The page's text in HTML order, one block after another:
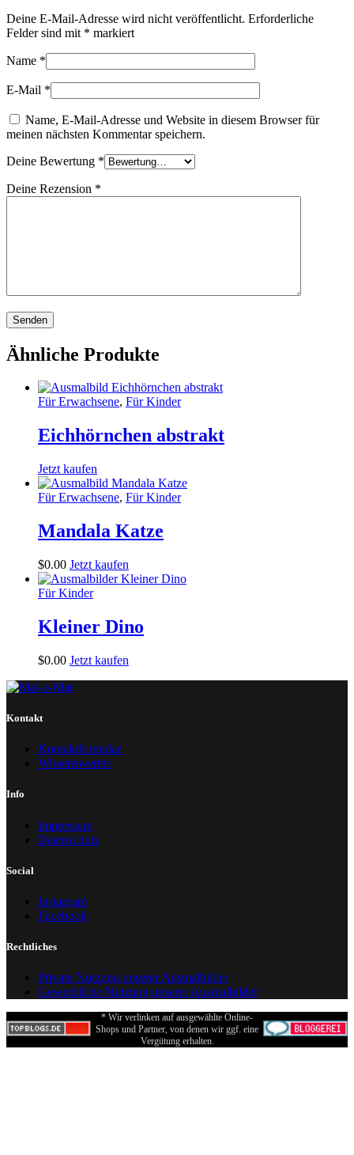
Deine E-Mail-Adresse wird nicht veröffentlicht. Erforderliche
Felder sind mit * markiert
Name *
E-Mail *
Name, E-Mail-Adresse und Website in diesem Browser für
meinen nächsten Kommentar speichern.
Deine Bewertung *
Deine Rezension *
Ähnliche Produkte
Für Erwachsene, Für Kinder
Eichhörnchen abstrakt
Jetzt kaufen
Für Erwachsene, Für Kinder
Mandala Katze
$0.00 Jetzt kaufen
Für Kinder
Kleiner Dino
$0.00 Jetzt kaufen
Kontakt
Kontaktformular
Wissenswertes
Info
Impressum
Datenschutz
Social
Instagram
Facebook
Rechtliches
Private Nutzung unserer Ausmalbilder
Gewerbliche Nutzung unserer Ausmalbilder
* Wir verlinken auf ausgewählte Online-
Shops und Partner, von denen wir ggf. eine
Vergütung erhalten.